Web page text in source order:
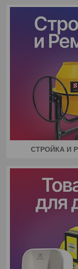
СТРОЙКА И